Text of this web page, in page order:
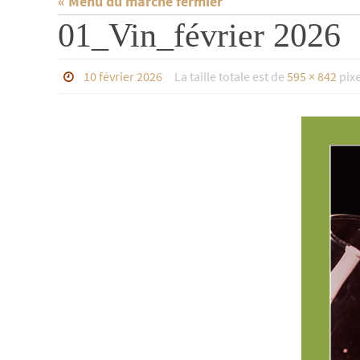
01_Vin_février 2026
10 février 2026 La taille totale est de 595 × 842